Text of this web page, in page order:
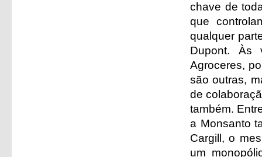
chave de
que
qualquer
Dupont. Às
Agroceres,
são outras,
de
também.
a Monsanto
Cargill, o
um